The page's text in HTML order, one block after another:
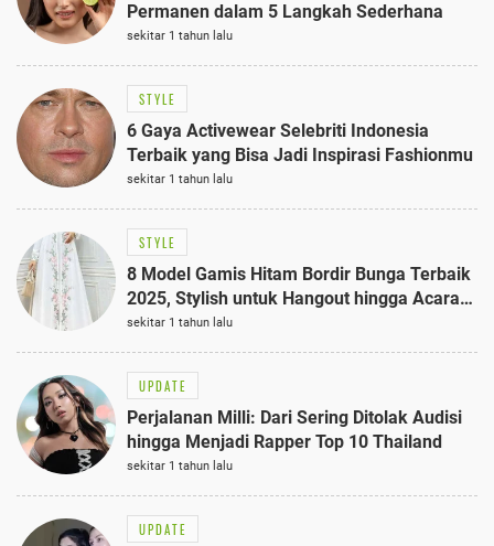
Permanen dalam 5 Langkah Sederhana
sekitar 1 tahun lalu
STYLE
6 Gaya Activewear Selebriti Indonesia
Terbaik yang Bisa Jadi Inspirasi Fashionmu
sekitar 1 tahun lalu
STYLE
8 Model Gamis Hitam Bordir Bunga Terbaik
2025, Stylish untuk Hangout hingga Acara
Semi-Formal
sekitar 1 tahun lalu
UPDATE
Perjalanan Milli: Dari Sering Ditolak Audisi
hingga Menjadi Rapper Top 10 Thailand
sekitar 1 tahun lalu
UPDATE